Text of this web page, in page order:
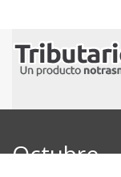
Octubre